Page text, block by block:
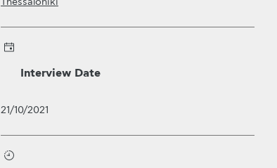
Thessaloniki
Interview Date
21/10/2021